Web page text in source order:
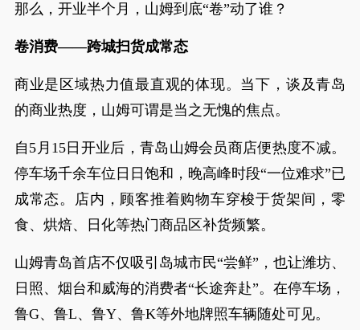
那么，开业半个月，山姆到底“卷”动了谁？
卷消费——跨城扫货成常态
商业是区域热力值最直观的体现。当下，谈及青岛
的商业热度，山姆可谓是当之无愧的焦点。
自5月15日开业后，青岛山姆会员商店便热度不减。
停车场千余车位日日饱和，晚高峰时段“一位难求”已
成常态。店内，顾客推着购物车穿梭于货架间，零
食、烘焙、日化等热门商品区补货频繁。
山姆青岛首店不仅吸引岛城市民“尝鲜”，也让潍坊、
日照、烟台和威海的消费者“长途奔赴”。在停车场，
鲁G、鲁L、鲁Y、鲁K等外地牌照车辆随处可见。